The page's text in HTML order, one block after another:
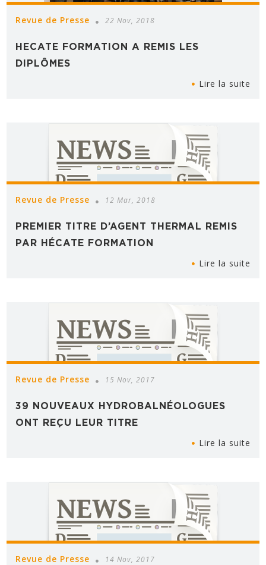
Revue de Presse 22 Nov, 2018
HECATE FORMATION A REMIS LES
DIPLÔMES
Lire la suite
Revue de Presse 12 Mar, 2018
PREMIER TITRE D’AGENT THERMAL REMIS
PAR HÉCATE FORMATION
Lire la suite
Revue de Presse 15 Nov, 2017
39 NOUVEAUX HYDROBALNÉOLOGUES
ONT REÇU LEUR TITRE
Lire la suite
Revue de Presse 14 Nov, 2017